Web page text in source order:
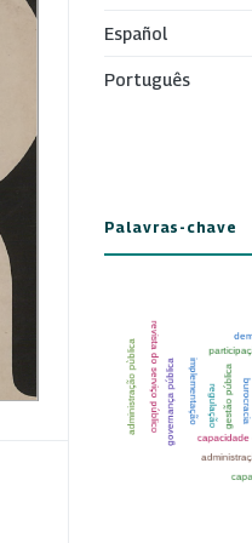
Español
Português
Palavras-chave